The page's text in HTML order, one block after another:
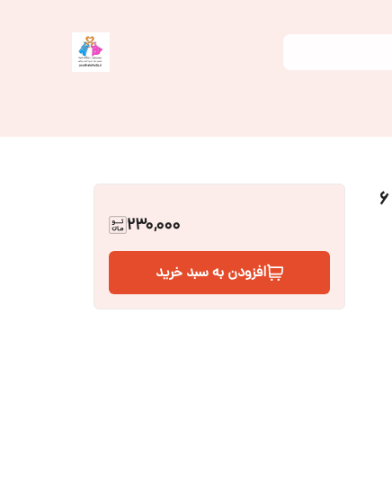
سیسمونی نوزاد بلوزیقه پانچ نوزادی سایز ۱ تا ۶
230,000
افزودن به سبد خرید